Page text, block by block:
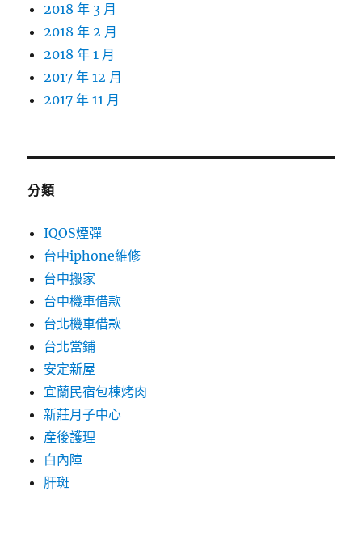
2018 年 3 月
2018 年 2 月
2018 年 1 月
2017 年 12 月
2017 年 11 月
分類
IQOS煙彈
台中iphone維修
台中搬家
台中機車借款
台北機車借款
台北當鋪
安定新屋
宜蘭民宿包棟烤肉
新莊月子中心
產後護理
白內障
肝斑